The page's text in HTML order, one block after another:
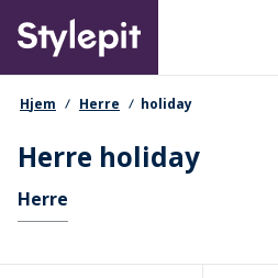
main
content
Primary departments
navigationssti
Hjem Herre holiday
Herre holiday
Hurtige links
Herre